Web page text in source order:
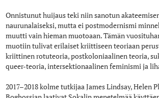
Onnistunut huijaus teki niin sanotun
naurunalaiseksi, mutta ei postmodernismi
muutti vain hieman muotoaan. Tämän
muotiin tulivat erilaiset kriittiseen teoriaan
kriittinen rotuteoria, postkoloniaalinen teoria,
queer-teoria, intersektionaalinen feminismi ja
2017–2018 kolme tutkijaa James Lindsay, Helen